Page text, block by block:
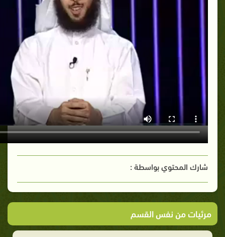
شارك المحتوي بواسطة :
مرئيات من نفس القسم